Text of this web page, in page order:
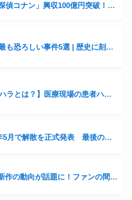
劇場版「名探偵コナン」興収100億円突破！シリーズ3年連続の快挙と青山剛昌の収入事情に迫る
世界で最も恐ろしい事件5選 | 歴史に刻まれた衝撃の出来事
【ペイハラとは？】医療現場の患者ハラスメントが話題に
嵐、2025年5月で解散を正式発表 最後の全国ツアー開催へ「感謝を直接伝えたい」
新海誠の新作の動向が話題に！ファンの間では“次回作”をにおわせる声も…